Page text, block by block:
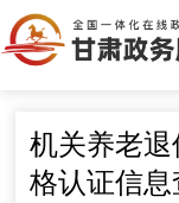
机关养老
格认证信息